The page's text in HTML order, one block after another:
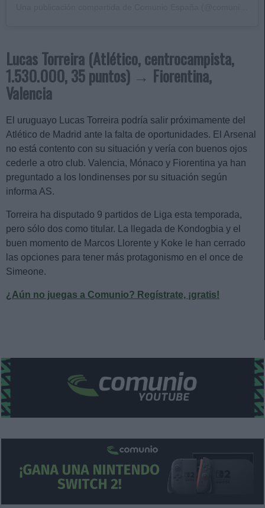
Lucas Torreira (Atlético, centrocampista,
1.530.000, 35 puntos) → Fiorentina,
Valencia
El uruguayo Lucas Torreira podría salir próximamente del
Atlético de Madrid ante la falta de oportunidades. El Arsenal
no está contento con su situación y vería con buenos ojos
cederle a otro club. Valencia, Mónaco y Fiorentina ya han
preguntado a los londinenses por su situación según
informa AS.
Torreira ha disputado 9 partidos de Liga esta temporada,
pero sólo dos como titular. La llegada de Kondogbia y el
buen momento de Marcos Llorente y Koke le han cerrado
las opciones para tener más protagonismo en el once de
Simeone.
¿Aún no juegas a Comunio? Regístrate, ¡gratis!